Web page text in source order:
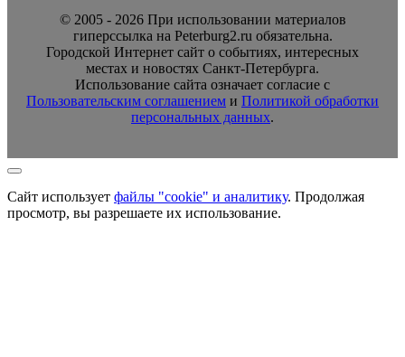
© 2005 - 2026 При использовании материалов
гиперссылка на Peterburg2.ru обязательна.
Городской Интернет сайт о событиях, интересных
местах и новостях Санкт-Петербурга.
Использование сайта означает согласие с
Пользовательским соглашением и Политикой обработки
персональных данных.
Сайт использует файлы "cookie" и аналитику. Продолжая
просмотр, вы разрешаете их использование.